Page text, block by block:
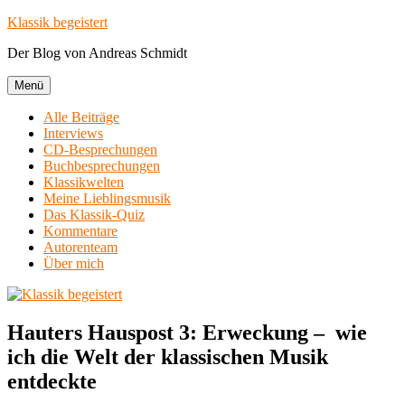
Zum
springen
Klassik begeistert
Der Blog von Andreas Schmidt
Menü
Alle Beiträge
Interviews
CD-Besprechungen
Buchbesprechungen
Klassikwelten
Meine Lieblingsmusik
Das Klassik-Quiz
Kommentare
Autorenteam
Über mich
Hauters Hauspost 3: Erweckung – wie
ich die Welt der klassischen Musik
entdeckte